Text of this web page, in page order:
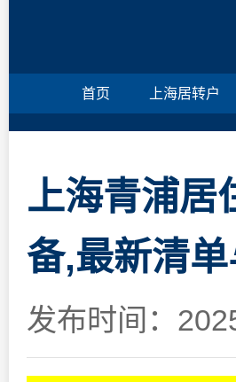
首页 上海居转户
上海青浦居
备,最新清
发布时间：